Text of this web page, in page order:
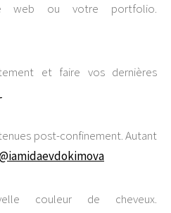
web ou votre portfolio.
et faire vos dernières
post-confinement. Autant
couleur de cheveux.